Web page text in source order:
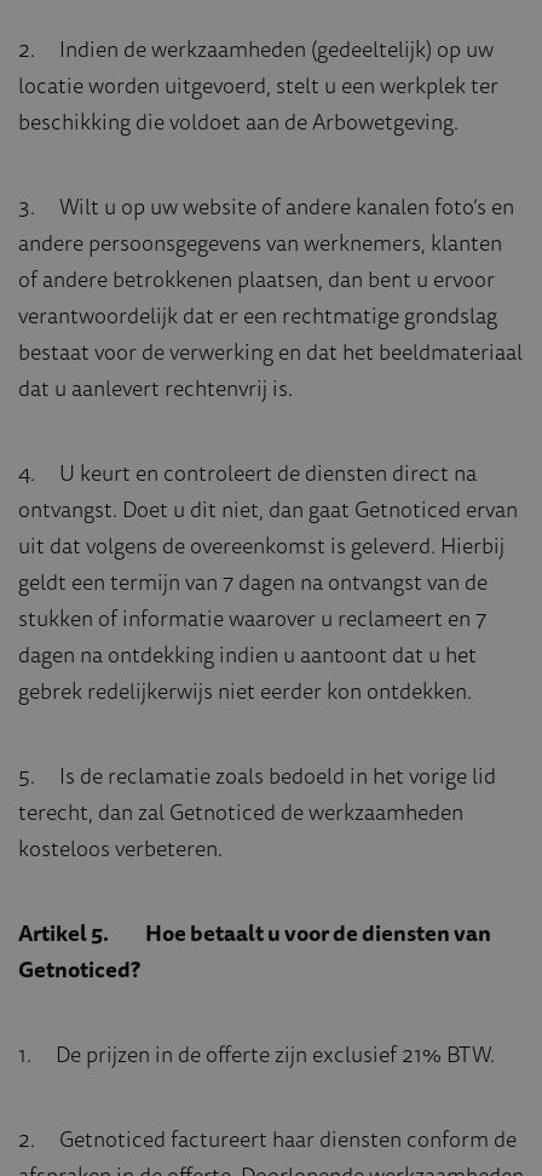
2. Indien de werkzaamheden (gedeeltelijk) op uw
locatie worden uitgevoerd, stelt u een werkplek ter
beschikking die voldoet aan de Arbowetgeving.
3. Wilt u op uw website of andere kanalen foto’s en
andere persoonsgegevens van werknemers, klanten
of andere betrokkenen plaatsen, dan bent u ervoor
verantwoordelijk dat er een rechtmatige grondslag
bestaat voor de verwerking en dat het beeldmateriaal
dat u aanlevert rechtenvrij is.
4. U keurt en controleert de diensten direct na
ontvangst. Doet u dit niet, dan gaat Getnoticed ervan
uit dat volgens de overeenkomst is geleverd. Hierbij
geldt een termijn van 7 dagen na ontvangst van de
stukken of informatie waarover u reclameert en 7
dagen na ontdekking indien u aantoont dat u het
gebrek redelijkerwijs niet eerder kon ontdekken.
5. Is de reclamatie zoals bedoeld in het vorige lid
terecht, dan zal Getnoticed de werkzaamheden
kosteloos verbeteren.
Artikel 5. Hoe betaalt u voor de diensten van
Getnoticed?
1. De prijzen in de offerte zijn exclusief 21% BTW.
2. Getnoticed factureert haar diensten conform de